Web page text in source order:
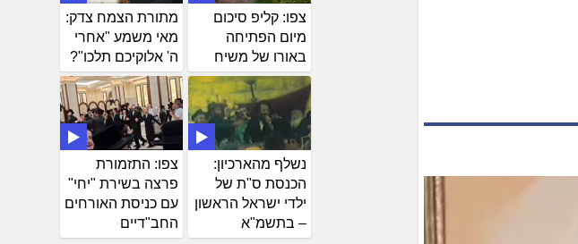
מתורת הצמח צדק:
מאי משמע "אחרי
ה' אלוקיכם תלכו"?
צפו: קליפ סיכום
מיום הפתיחה
באורו של משיח
צפו: התזמורת
פרצה בשירת "יחי"
עם כניסת האורחים
החב"דיים
נשלף מהארכיון:
הכנסת ס"ת של
ילדי ישראל הראשון
– בתשמ"א